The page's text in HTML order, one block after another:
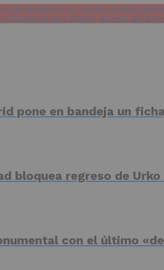
Camavinga en su regreso al Real
el fichaje de Igor Thiago, estrella del
pone en bandeja un
bloquea regreso de
con el último